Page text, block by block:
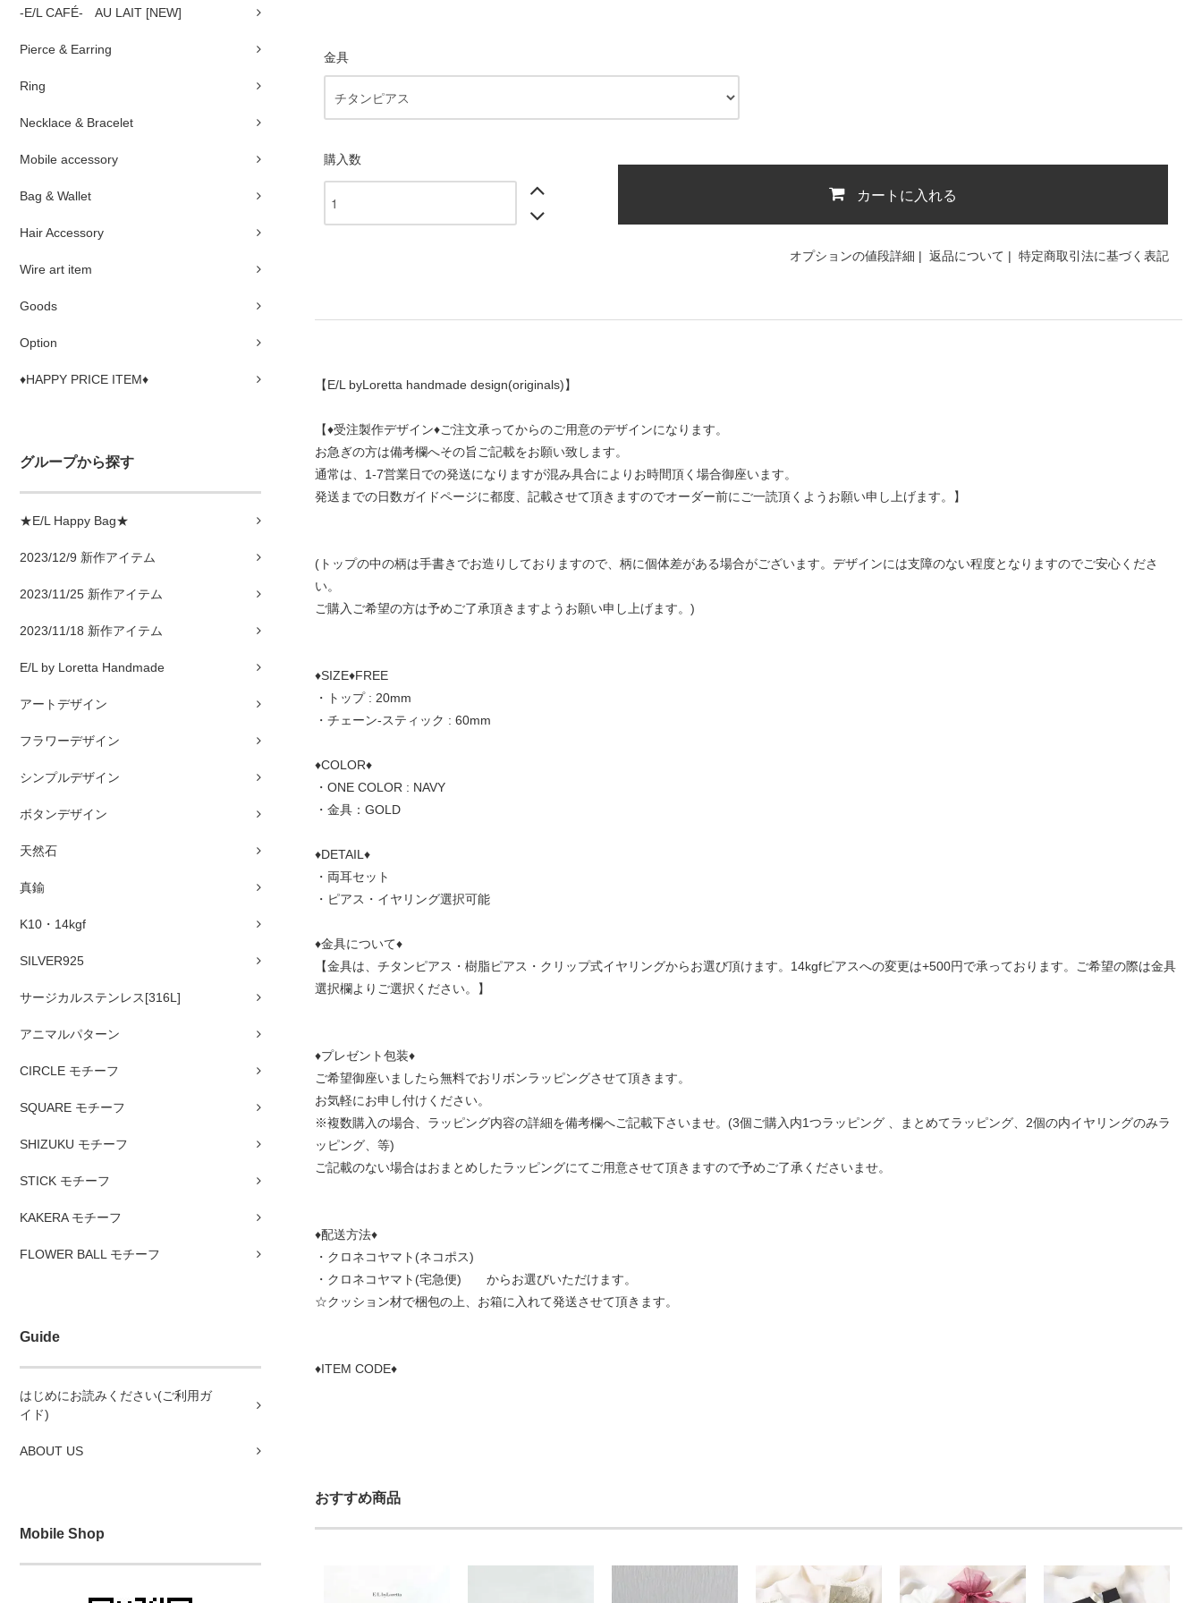
-E/L CAFÉ- AU LAIT [NEW]
Pierce & Earring
Ring
Necklace & Bracelet
Mobile accessory
Bag & Wallet
Hair Accessory
Wire art item
Goods
Option
♦HAPPY PRICE ITEM♦
グループから探す
★E/L Happy Bag★
2023/12/9 新作アイテム
2023/11/25 新作アイテム
2023/11/18 新作アイテム
E/L by Loretta Handmade
アートデザイン
フラワーデザイン
シンプルデザイン
ボタンデザイン
天然石
真鍮
K10・14kgf
SILVER925
サージカルステンレス[316L]
アニマルパターン
CIRCLE モチーフ
SQUARE モチーフ
SHIZUKU モチーフ
STICK モチーフ
KAKERA モチーフ
FLOWER BALL モチーフ
Guide
はじめにお読みください(ご利用ガ
イド)
ABOUT US
Mobile Shop
金具
購入数
カートに入れる
オプションの値段詳細 | 返品について | 特定商取引法に基づく表記
【E/L byLoretta handmade design(originals)】
【♦受注製作デザイン♦ご注文承ってからのご用意のデザインになります。
お急ぎの方は備考欄へその旨ご記載をお願い致します。
通常は、1-7営業日での発送になりますが混み具合によりお時間頂く場合御座います。
発送までの日数ガイドページに都度、記載させて頂きますのでオーダー前にご一読頂くようお願い申し上げます。】
(トップの中の柄は手書きでお造りしておりますので、柄に個体差がある場合がございます。デザインには支障のない程度となりますのでご安心くださ
い。
ご購入ご希望の方は予めご了承頂きますようお願い申し上げます。)
♦SIZE♦FREE
・トップ : 20mm
・チェーン-スティック : 60mm
♦COLOR♦
・ONE COLOR : NAVY
・金具：GOLD
♦DETAIL♦
・両耳セット
・ピアス・イヤリング選択可能
♦金具について♦
【金具は、チタンピアス・樹脂ピアス・クリップ式イヤリングからお選び頂けます。14kgfピアスへの変更は+500円で承っております。ご希望の際は金具
選択欄よりご選択ください。】
♦プレゼント包装♦
ご希望御座いましたら無料でおリボンラッピングさせて頂きます。
お気軽にお申し付けください。
※複数購入の場合、ラッピング内容の詳細を備考欄へご記載下さいませ。(3個ご購入内1つラッピング 、まとめてラッピング、2個の内イヤリングのみラ
ッピング、等)
ご記載のない場合はおまとめしたラッピングにてご用意させて頂きますので予めご了承くださいませ。
♦配送方法♦
・クロネコヤマト(ネコポス)
・クロネコヤマト(宅急便) からお選びいただけます。
☆クッション材で梱包の上、お箱に入れて発送させて頂きます。
♦ITEM CODE♦
おすすめ商品